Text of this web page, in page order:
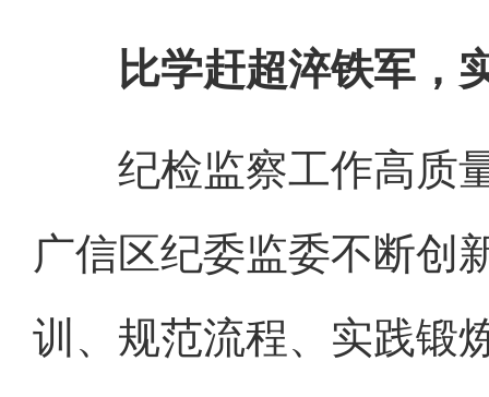
比学赶超淬铁军，
纪检监察工作高质量
广信区纪委监委不断创
训、规范流程、实践锻